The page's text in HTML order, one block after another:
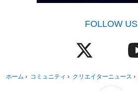
FOLLOW US
ホーム › コミュニティ › クリエイターニュース ›